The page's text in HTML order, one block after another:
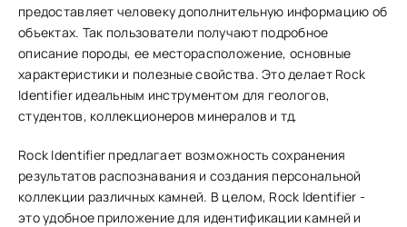
предоставляет человеку дополнительную информацию об
объектах. Так пользователи получают подробное
описание породы, ее месторасположение, основные
характеристики и полезные свойства. Это делает Rock
Identifier идеальным инструментом для геологов,
студентов, коллекционеров минералов и тд.
Rock Identifier предлагает возможность сохранения
результатов распознавания и создания персональной
коллекции различных камней. В целом, Rock Identifier -
это удобное приложение для идентификации камней и